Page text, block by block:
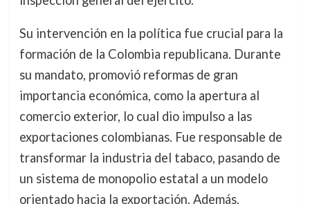
Su intervención en la política fue crucial para la
formación de la Colombia republicana. Durante
su mandato, promovió reformas de gran
importancia económica, como la apertura al
comercio exterior, lo cual dio impulso a las
exportaciones colombianas. Fue responsable de
transformar la industria del tabaco, pasando de
un sistema de monopolio estatal a un modelo
orientado hacia la exportación. Además,